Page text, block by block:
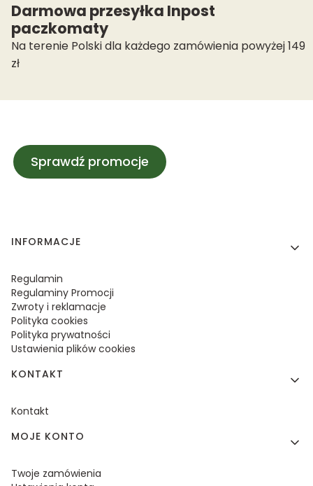
Darmowa przesyłka Inpost
paczkomaty
Na terenie Polski dla każdego zamówienia powyżej 149
zł
Sprawdź promocje
Linki w stopce
INFORMACJE
Regulamin
Regulaminy Promocji
Zwroty i reklamacje
Polityka cookies
Polityka prywatności
Ustawienia plików cookies
KONTAKT
Kontakt
MOJE KONTO
Twoje zamówienia